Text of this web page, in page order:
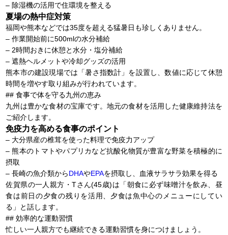
– 除湿機の活用で住環境を整える
夏場の熱中症対策
福岡や熊本などでは35度を超える猛暑日も珍しくありません。
– 作業開始前に500mlの水分補給
– 2時間おきに休憩と水分・塩分補給
– 遮熱ヘルメットや冷却グッズの活用
熊本市の建設現場では「暑さ指数計」を設置し、数値に応じて休憩
時間を増やす取り組みが行われています。
## 食事で体を守る九州の恵み
九州は豊かな食材の宝庫です。地元の食材を活用した健康維持法を
ご紹介します。
免疫力を高める食事のポイント
– 大分県産の椎茸を使った料理で免疫力アップ
– 熊本のトマトやパプリカなど抗酸化物質が豊富な野菜を積極的に
摂取
– 長崎の魚介類からDHAやEPAを摂取し、血液サラサラ効果を得る
佐賀県の一人親方・Tさん(45歳)は「朝食に必ず味噌汁を飲み、昼
食は前日の夕食の残りを活用、夕食は魚中心のメニューにしてい
る」と話します。
## 効率的な運動習慣
忙しい一人親方でも継続できる運動習慣を身につけましょう。